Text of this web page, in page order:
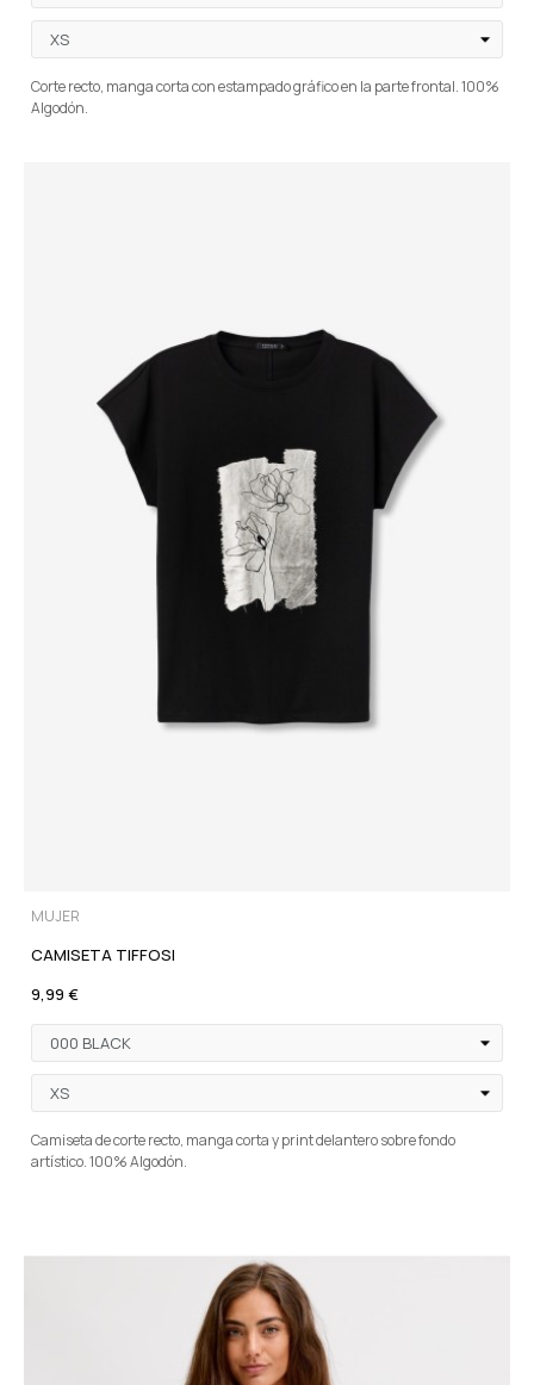
Corte recto, manga corta con estampado gráfico en la parte frontal. 100%
Algodón.
MUJER
CAMISETA TIFFOSI
9,99 €
Camiseta de corte recto, manga corta y print delantero sobre fondo
artístico. 100% Algodón.